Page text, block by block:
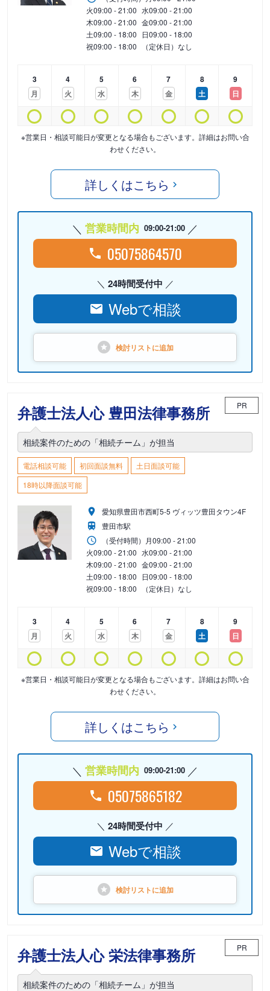
火09:00 - 21:00 水09:00 - 21:00
木09:00 - 21:00 金09:00 - 21:00
土09:00 - 18:00 日09:00 - 18:00
祝09:00 - 18:00 （定休日）なし
3
月
4
火
5
水
6
木
7
金
8
土
9
日
※営業日・相談可能日が変更となる場合もございます。詳細はお問い合
わせください。
詳しくはこちら
営業時間内 09:00-21:00
05075864570
24時間受付中
Webで相談
検討リストに追加
弁護士法人心 豊田法律事務所 PR
相続案件のための「相続チーム」が担当
電話相談可能 初回面談無料
土日面談可能
18時以降面談可能
愛知県豊田市西町5-5 ヴィッツ豊田タウン4F
豊田市駅
（受付時間） 月09:00 - 21:00
火09:00 - 21:00 水09:00 - 21:00
木09:00 - 21:00 金09:00 - 21:00
土09:00 - 18:00 日09:00 - 18:00
祝09:00 - 18:00 （定休日）なし
3
月
4
火
5
水
6
木
7
金
8
土
9
日
※営業日・相談可能日が変更となる場合もございます。詳細はお問い合
わせください。
詳しくはこちら
営業時間内 09:00-21:00
05075865182
24時間受付中
Webで相談
検討リストに追加
弁護士法人心 栄法律事務所 PR
相続案件のための「相続チーム」が担当